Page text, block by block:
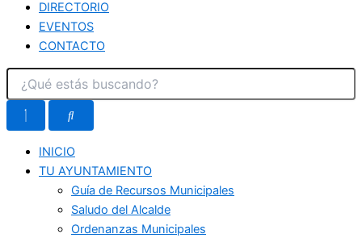
DIRECTORIO
EVENTOS
CONTACTO
INICIO
TU AYUNTAMIENTO
Guía de Recursos Municipales
Saludo del Alcalde
Ordenanzas Municipales